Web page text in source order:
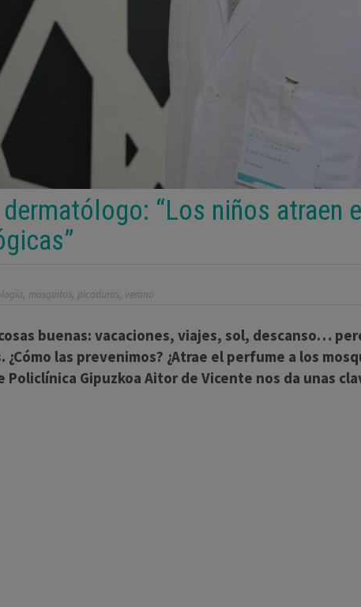
“Los niños atraen
, mosquitos, picaduras, verano
buenas: vacaciones, viajes, sol, descanso…
las prevenimos? ¿Atrae el perfume a los
Policlínica Gipuzkoa Aitor de Vicente nos da unas